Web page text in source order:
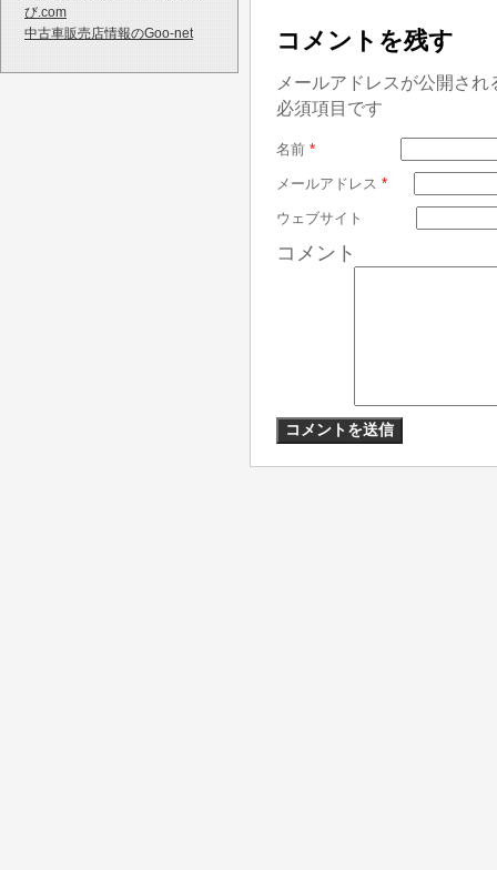
び.com
中古車販売店情報のGoo-net
コメントを残す
メールアドレスが公開さ
必須項目です
名前 *
メールアドレス *
ウェブサイト
コメント